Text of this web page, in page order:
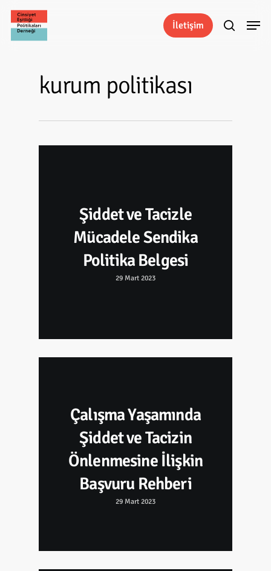
Skip
main
İletişim search
Menu
kurum politikası
Şiddet ve Tacizle
Mücadele Sendika
Politika Belgesi
29 Mart 2023
Çalışma Yaşamında
Şiddet ve Tacizin
Önlenmesine İlişkin
Başvuru Rehberi
29 Mart 2023